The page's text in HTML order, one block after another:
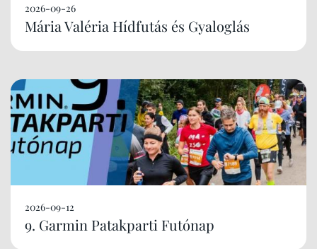
2026-09-26
Mária Valéria Hídfutás és Gyaloglás
2026-09-12
9. Garmin Patakparti Futónap